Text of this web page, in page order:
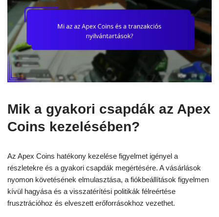
Mik a gyakori csapdák az Apex
Coins kezelésében?
Az Apex Coins hatékony kezelése figyelmet igényel a
részletekre és a gyakori csapdák megértésére. A vásárlások
nyomon követésének elmulasztása, a fiókbeállítások figyelmen
kívül hagyása és a visszatérítési politikák félreértése
frusztrációhoz és elveszett erőforrásokhoz vezethet.